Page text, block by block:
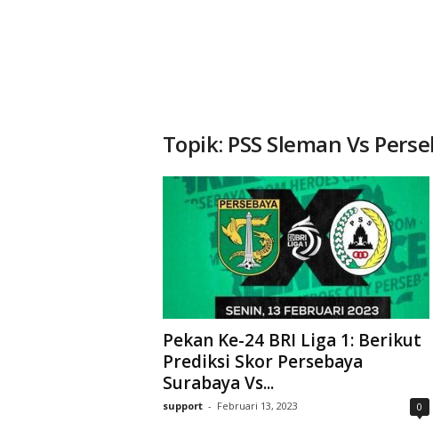
Topik: PSS Sleman Vs
Pekan Ke-24 BRI Liga 1: Berikut
Prediksi Skor Persebaya
Surabaya Vs...
support - Februari 13, 2023 0